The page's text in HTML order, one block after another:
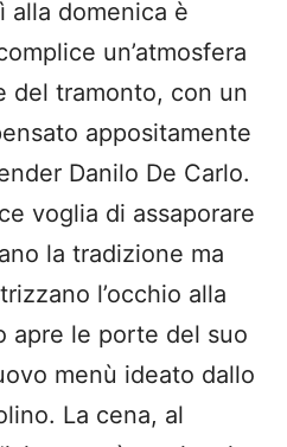
alla domenica è
un’atmosfera
del tramonto, con un
appositamente
Danilo De Carlo.
voglia di assaporare
la tradizione ma
l’occhio alla
apre le porte del suo
menù ideato dallo
. La cena, al